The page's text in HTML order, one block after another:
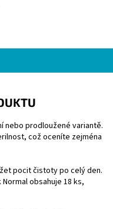
nebo prodloužené variantě.
což oceníte zejména
pocit čistoty po celý den.
obsahuje 18 ks,